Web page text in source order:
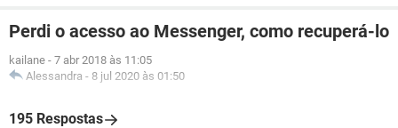
Perdi o acesso ao Messenger, como recuperá-lo
kailane - 7 abr 2018 às 11:05
Alessandra - 8 jul 2020 às 01:50
195 Respostas